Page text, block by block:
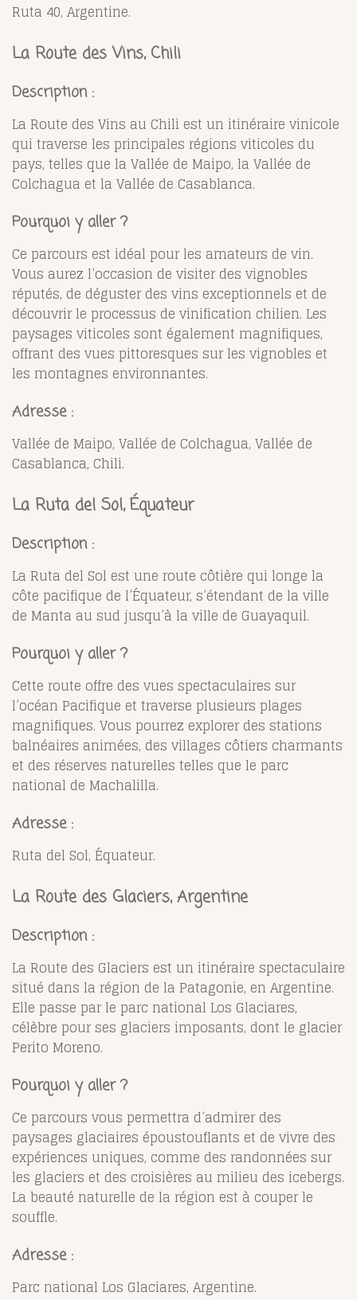
Ruta 40, Argentine.
La Route des Vins, Chili
Description :
La Route des Vins au Chili est un itinéraire vinicole
qui traverse les principales régions viticoles du
pays, telles que la Vallée de Maipo, la Vallée de
Colchagua et la Vallée de Casablanca.
Pourquoi y aller ?
Ce parcours est idéal pour les amateurs de vin.
Vous aurez l’occasion de visiter des vignobles
réputés, de déguster des vins exceptionnels et de
découvrir le processus de vinification chilien. Les
paysages viticoles sont également magnifiques,
offrant des vues pittoresques sur les vignobles et
les montagnes environnantes.
Adresse :
Vallée de Maipo, Vallée de Colchagua, Vallée de
Casablanca, Chili.
La Ruta del Sol, Équateur
Description :
La Ruta del Sol est une route côtière qui longe la
côte pacifique de l’Équateur, s’étendant de la ville
de Manta au sud jusqu’à la ville de Guayaquil.
Pourquoi y aller ?
Cette route offre des vues spectaculaires sur
l’océan Pacifique et traverse plusieurs plages
magnifiques. Vous pourrez explorer des stations
balnéaires animées, des villages côtiers charmants
et des réserves naturelles telles que le parc
national de Machalilla.
Adresse :
Ruta del Sol, Équateur.
La Route des Glaciers, Argentine
Description :
La Route des Glaciers est un itinéraire spectaculaire
situé dans la région de la Patagonie, en Argentine.
Elle passe par le parc national Los Glaciares,
célèbre pour ses glaciers imposants, dont le glacier
Perito Moreno.
Pourquoi y aller ?
Ce parcours vous permettra d’admirer des
paysages glaciaires époustouflants et de vivre des
expériences uniques, comme des randonnées sur
les glaciers et des croisières au milieu des icebergs.
La beauté naturelle de la région est à couper le
souffle.
Adresse :
Parc national Los Glaciares, Argentine.